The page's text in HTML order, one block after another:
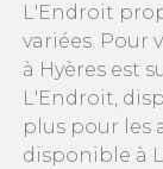
L'Endroit
variées. Pour
à Hyères est
L'Endroit,
plus pour les
disponible à